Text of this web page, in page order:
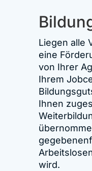
Liegen alle
eine
von Ihrer
Ihrem
Ihnen
wird.